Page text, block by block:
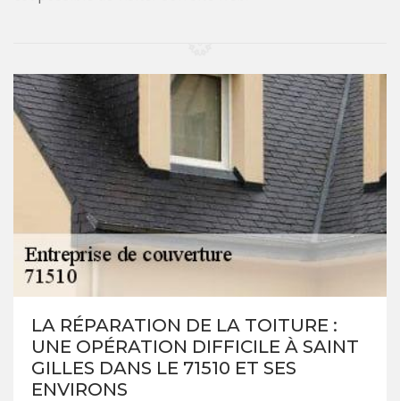
LA RÉPARATION DE LA TOITURE :
UNE OPÉRATION DIFFICILE À SAINT
GILLES DANS LE 71510 ET SES
ENVIRONS